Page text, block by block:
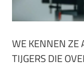
WE KENNEN
TIJGERS DIE